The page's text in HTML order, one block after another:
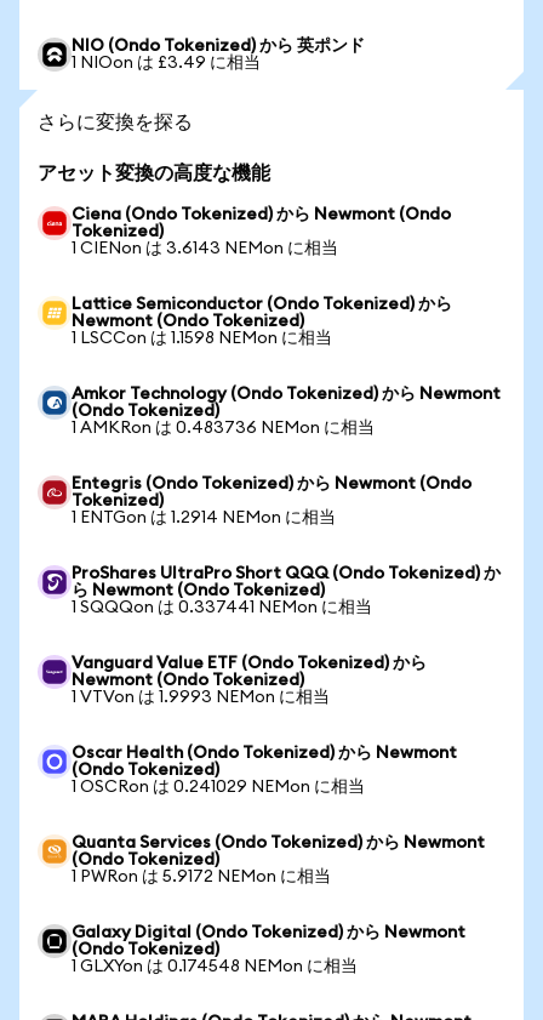
NIO (Ondo Tokenized) から 英ポンド
1 NIOon は £3.49 に相当
さらに変換を探る
アセット変換の高度な機能
Ciena (Ondo Tokenized) から Newmont (Ondo
Tokenized)
1 CIENon は 3.6143 NEMon に相当
Lattice Semiconductor (Ondo Tokenized) から
Newmont (Ondo Tokenized)
1 LSCCon は 1.1598 NEMon に相当
Amkor Technology (Ondo Tokenized) から Newmont
(Ondo Tokenized)
1 AMKRon は 0.483736 NEMon に相当
Entegris (Ondo Tokenized) から Newmont (Ondo
Tokenized)
1 ENTGon は 1.2914 NEMon に相当
ProShares UltraPro Short QQQ (Ondo Tokenized) か
ら Newmont (Ondo Tokenized)
1 SQQQon は 0.337441 NEMon に相当
Vanguard Value ETF (Ondo Tokenized) から
Newmont (Ondo Tokenized)
1 VTVon は 1.9993 NEMon に相当
Oscar Health (Ondo Tokenized) から Newmont
(Ondo Tokenized)
1 OSCRon は 0.241029 NEMon に相当
Quanta Services (Ondo Tokenized) から Newmont
(Ondo Tokenized)
1 PWRon は 5.9172 NEMon に相当
Galaxy Digital (Ondo Tokenized) から Newmont
(Ondo Tokenized)
1 GLXYon は 0.174548 NEMon に相当